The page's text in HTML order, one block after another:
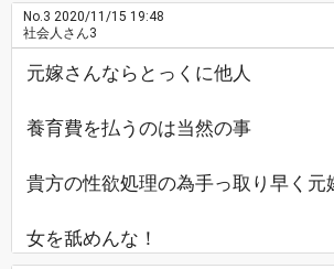
No.3 2020/11/15 19:48
社会人さん3
元嫁さんならとっくに他人
養育費を払うのは当然の事
貴方の性欲処理の為手っ取り早く元
女を舐めんな！